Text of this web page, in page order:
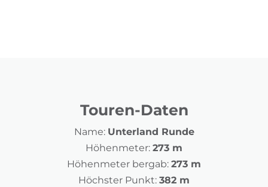
Touren-Daten
Name: Unterland Runde
Höhenmeter: 273 m
Höhenmeter bergab: 273 m
Höchster Punkt: 382 m